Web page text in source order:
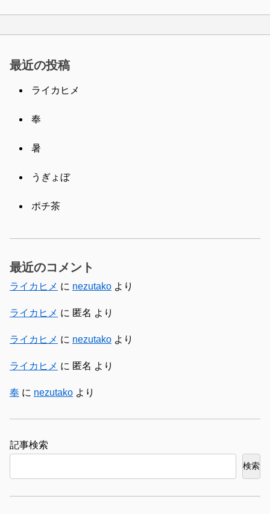
最近の投稿
ライカヒメ
奉
暑
うぎょぼ
ポチ茶
最近のコメント
ライカヒメ に nezutako より
ライカヒメ に 匿名 より
ライカヒメ に nezutako より
ライカヒメ に 匿名 より
奉 に nezutako より
検索
検索